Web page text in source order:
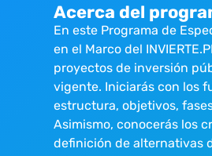
Acerca del
En este Programa de
en el Marco del
proyectos de inversión
vigente. Iniciarás con los
estructura, objetivos,
Asimismo, conocerás los
definición de alternativas